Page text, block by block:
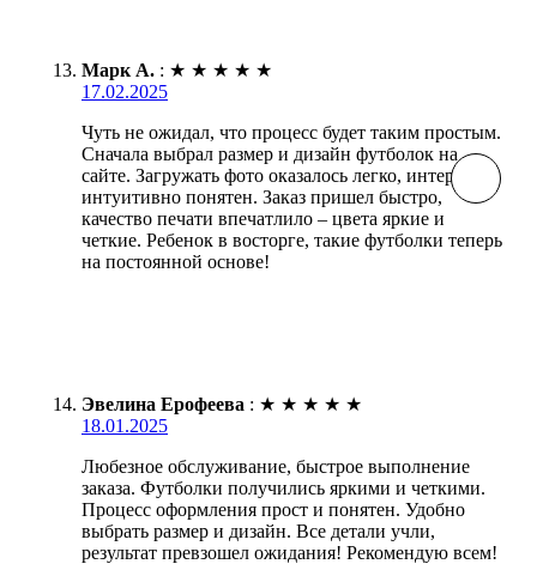
Марк А. : ★ ★ ★ ★ ★
17.02.2025
Чуть не ожидал, что процесс будет таким простым.
Сначала выбрал размер и дизайн футболок на
сайте. Загружать фото оказалось легко, интерфейс
интуитивно понятен. Заказ пришел быстро,
качество печати впечатлило – цвета яркие и
четкие. Ребенок в восторге, такие футболки теперь
на постоянной основе!
Эвелина Ерофеева : ★ ★ ★ ★ ★
18.01.2025
Любезное обслуживание, быстрое выполнение
заказа. Футболки получились яркими и четкими.
Процесс оформления прост и понятен. Удобно
выбрать размер и дизайн. Все детали учли,
результат превзошел ожидания! Рекомендую всем!